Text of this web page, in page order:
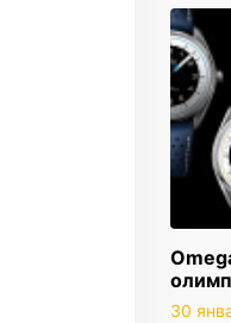
30